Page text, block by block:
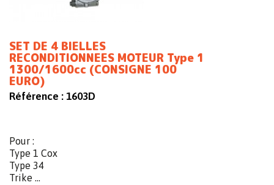
SET DE 4 BIELLES
RECONDITIONNEES MOTEUR Type 1
1300/1600cc (CONSIGNE 100
EURO)
Référence : 1603D
Pour :
Type 1 Cox
Type 34
Trike ...